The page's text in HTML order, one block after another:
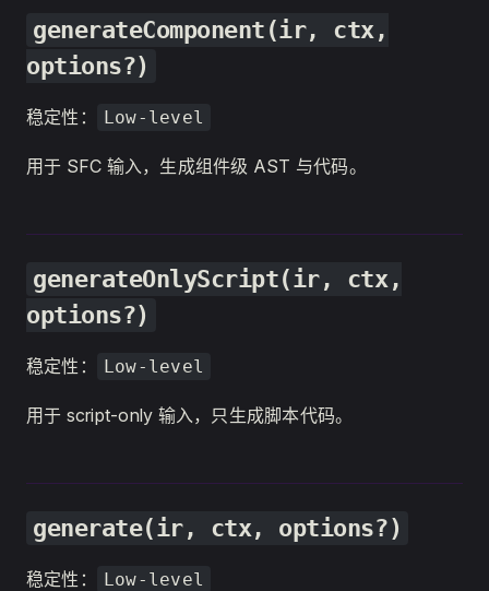
generateComponent(ir, ctx,
options?)
稳定性： Low-level
用于 SFC 输入，生成组件级 AST 与代码。
generateOnlyScript(ir, ctx,
options?)
稳定性： Low-level
用于 script-only 输入，只生成脚本代码。
generate(ir, ctx, options?)
稳定性： Low-level